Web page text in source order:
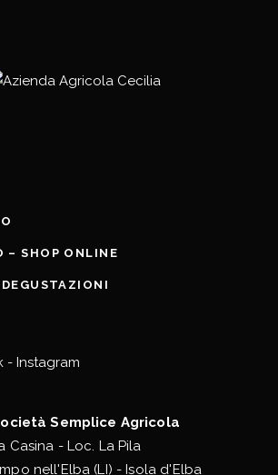
– SHOP ONLINE
- Instagram
Semplice Agricola
Casina - Loc. La Pila
nell'Elba (LI) - Isola d'Elba